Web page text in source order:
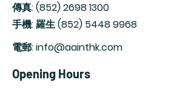
傳真:(852) 2698 1300
手機: 羅生(852) 5448 9968
電郵: info@aainthk.com
Opening Hours